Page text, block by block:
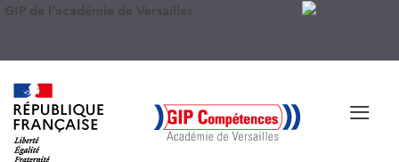
GIP de l'académie de Versailles
≡